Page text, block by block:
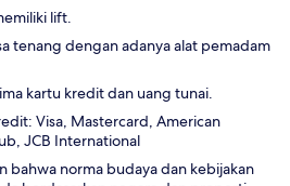
lift.
tenang dengan adanya alat pemadam
kartu kredit dan uang tunai.
Visa, Mastercard, American
JCB International
bahwa norma budaya dan kebijakan